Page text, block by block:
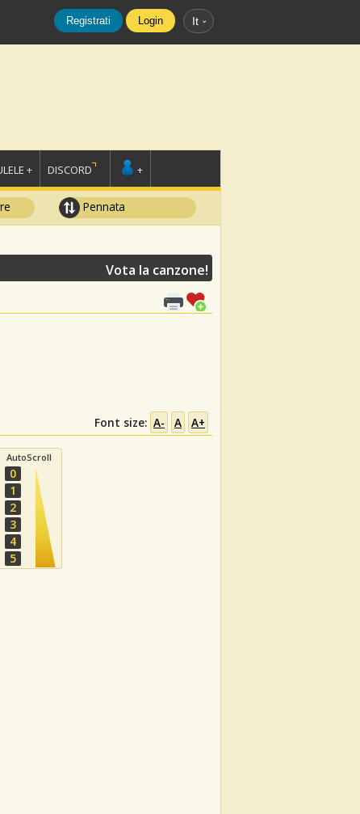
Registrati Login It
+ DISCORD +
Pennata
Vota la canzone!
Font size: A- A A+
AutoScroll
0
1
2
3
4
5